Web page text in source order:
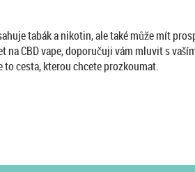
tabák a nikotin, ale také může mít
CBD vape, doporučuji vám mluvit s
cesta, kterou chcete prozkoumat.